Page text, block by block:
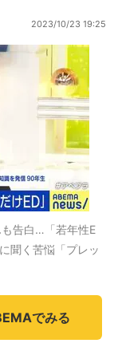
2023/10/23 19:25
も告白…「若年性E
聞く苦悩「プレッ
でみる